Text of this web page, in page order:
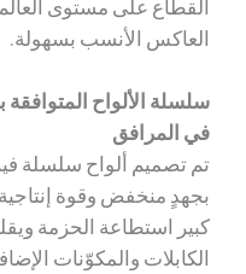
العاكس الأنسب بسهولة.
سلسلة الألواح
في المرافق
بجهدٍ منخفض وقوة
كبير استطاعة الحزمة
الكابلات والمكوّنات